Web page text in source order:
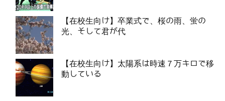
【在校生向け】卒業式で、桜の雨、蛍の
光、そして君が代
【在校生向け】太陽系は時速７万キロで移
動している